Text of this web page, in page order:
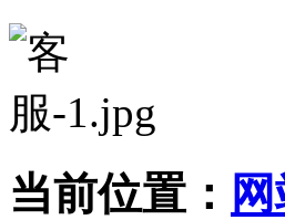
当前位置：